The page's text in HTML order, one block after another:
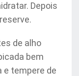
Depois
de alho
bem
e tempere de